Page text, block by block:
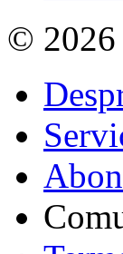
© 2026